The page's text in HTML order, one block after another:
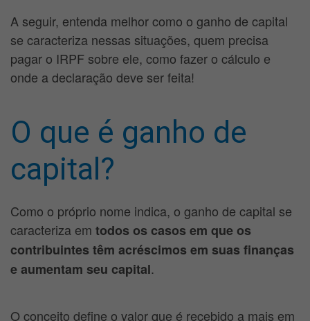
A seguir, entenda melhor como o ganho de capital
se caracteriza nessas situações, quem precisa
pagar o IRPF sobre ele, como fazer o cálculo e
onde a declaração deve ser feita!
O que é ganho de
capital?
Como o próprio nome indica, o ganho de capital se
caracteriza em todos os casos em que os
contribuintes têm acréscimos em suas finanças
e aumentam seu capital.
O conceito define o valor que é recebido a mais em